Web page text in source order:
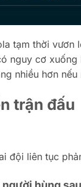
tạm thời
nguy cơ
nhiều hơn
trận đấu
đội liên tục